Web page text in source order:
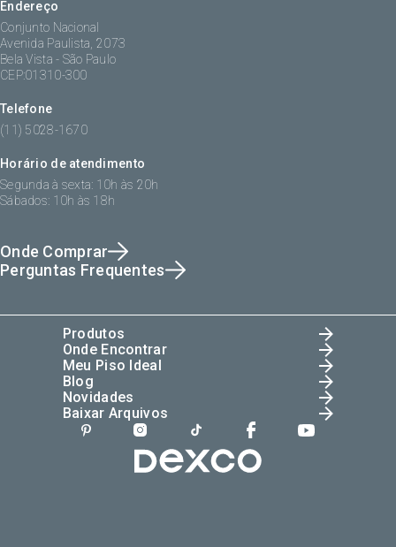
Endereço
Conjunto Nacional
Avenida Paulista, 2073
Bela Vista - São Paulo
CEP:01310-300
Telefone
(11) 5028-1670
Horário de atendimento
Segunda à sexta: 10h às 20h
Sábados: 10h às 18h
Onde Comprar
Perguntas Frequentes
Produtos
Onde Encontrar
Meu Piso Ideal
Blog
Novidades
Baixar Arquivos